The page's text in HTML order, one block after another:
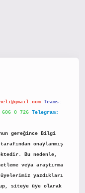
Teams:
606 0 726 Telegram:
gereğince Bilgi
onaylanmış
Bu nedenle,
veya araştırma
üyelerimiz yazdıkları
siteye üye olarak